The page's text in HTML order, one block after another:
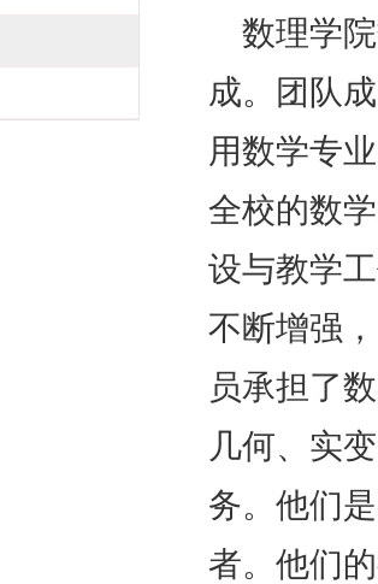
数理学
成。团队
用数学专
全校的数
设与教学
不断增强
员承担了
几何、实
务。 他们
者。 他们